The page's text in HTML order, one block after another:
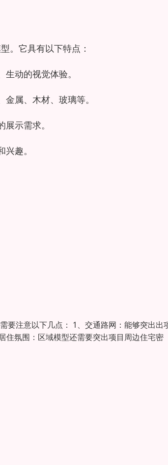
。它具有以下特点：
动的视觉体验。
属、木材、玻璃等。
示需求。
趣。
要注意以下几点： 1、交通路网：能够突出出
住氛围：区域模型还需要突出项目周边住宅密